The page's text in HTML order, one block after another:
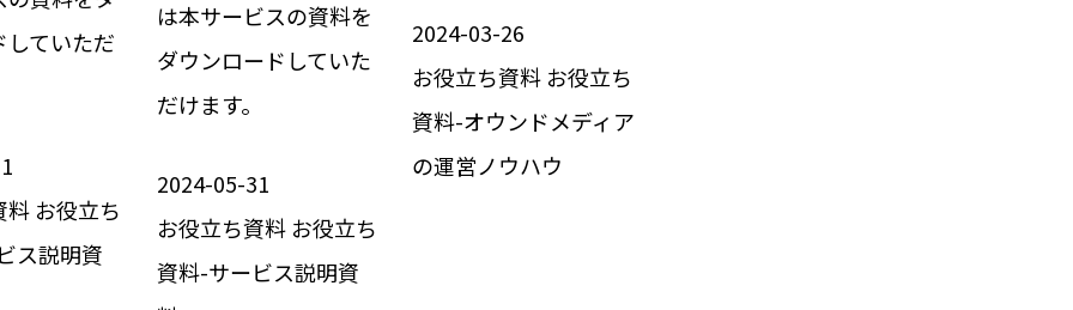
ていただ
料 お役立ち
ス説明資
は本サービスの資料を
ダウンロードしていた
だけます。
2024-05-31
お役立ち資料 お役立ち
資料-サービス説明資
2024-03-26
お役立ち資料 お役立ち
資料-オウンドメディア
の運営ノウハウ